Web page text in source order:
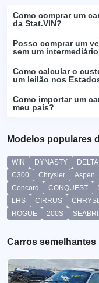
Como comprar um
da Stat.VIN?
Posso comprar um
sem um
Como calcular o
um leilão nos
Como importar um
meu país?
Modelos populares
WIN DYNASTY DELTA
C300
Chrysler Aspen
Concord
CONQUEST
LHS
CIRRUS
ROGUE
200S
Carros semelhantes